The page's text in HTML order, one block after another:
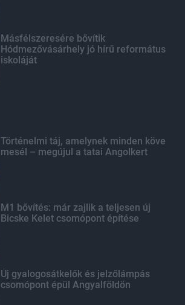
Másfélszeresére bővítik
Hódmezővásárhely jó hírű református
iskoláját
Történelmi táj, amelynek minden köve
mesél – megújul a tatai Angolkert
M1 bővítés: már zajlik a teljesen új
Bicske Kelet csomópont építése
Új gyalogosátkelők és jelzőlámpás
csomópont épül Angyalföldön